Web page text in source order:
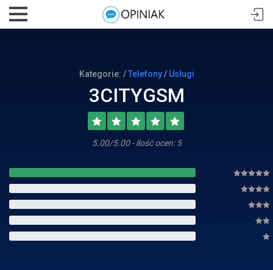
Kategorie: /Telefony/ Usługi
3CITYGSM
5.00/5.00 - ilość ocen: 5